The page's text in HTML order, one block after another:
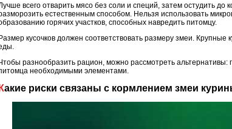
всего отварить мясо без соли и специй, затем остудить
естественным способом. Нельзя использовать
горячих участков, способных навредить питомцу.
кусочков должен соответствовать размеру змеи.
разнообразить рацион, можно рассмотреть
необходимыми элементами.
Какие риски связаны с кормлением змеи